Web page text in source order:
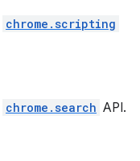
chrome.scripting
chrome.search API.